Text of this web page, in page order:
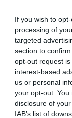
If you wish to
processing of
targeted
section to
opt-out request
interest-based
us or personal
your opt-out. You
disclosure of
IAB’s list of